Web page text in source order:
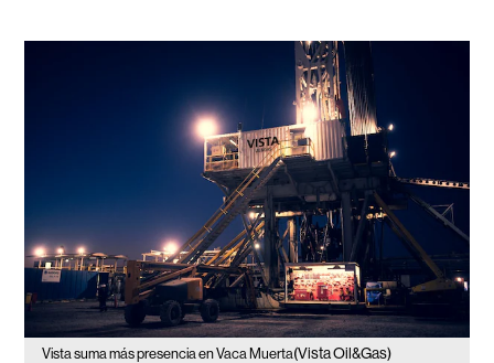
Vista suma más presencia en Vaca Muerta(Vista Oil&Gas)